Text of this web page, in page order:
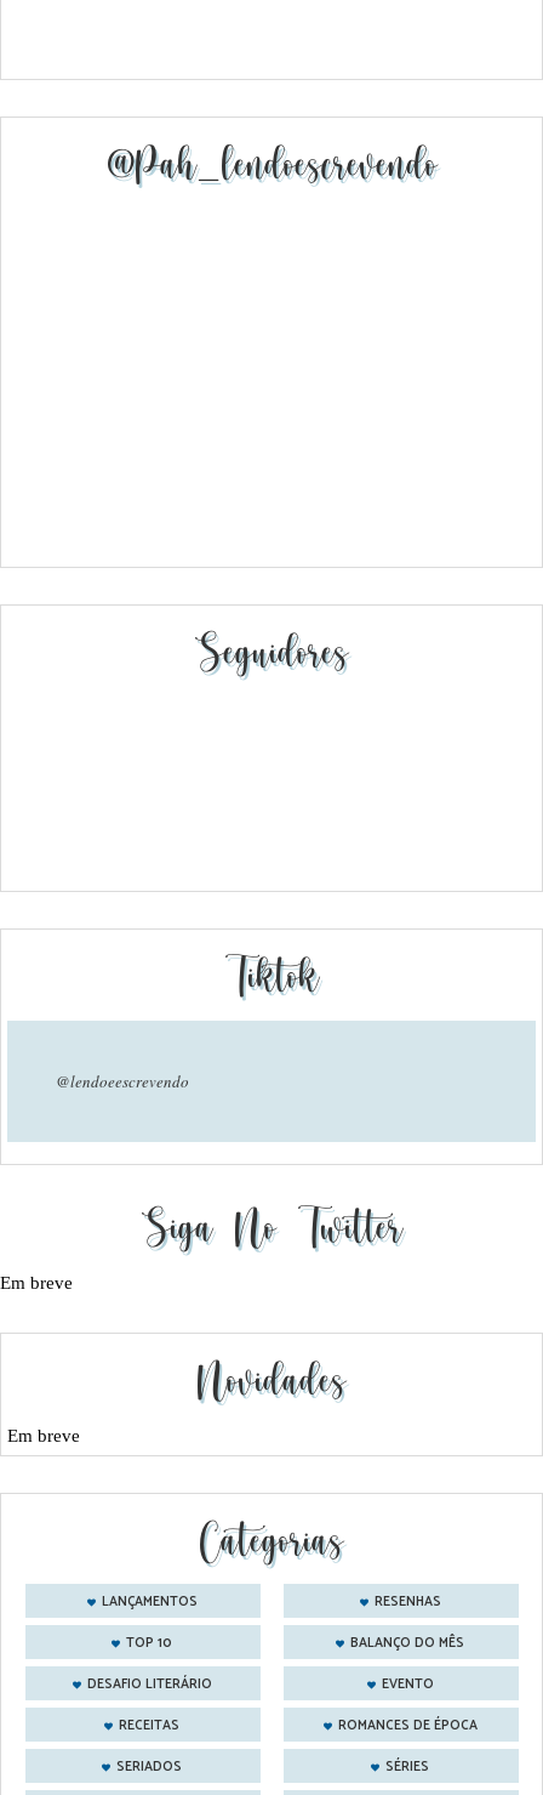
@pah_lendoescrevendo
Seguidores
Tiktok
@lendoeescrevendo
Siga No Twitter
Em breve
Novidades
Em breve
Categorias
LANÇAMENTOS
RESENHAS
TOP 10
BALANÇO DO MÊS
DESAFIO LITERÁRIO
EVENTO
RECEITAS
ROMANCES DE ÉPOCA
SERIADOS
SÉRIES